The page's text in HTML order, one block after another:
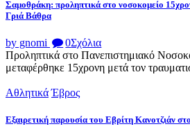
Σαμοθράκη: προληπτικά στο νοσοκομείο
Γριά Βάθρα
by gnomi 0Σχόλια
Προληπτικά στο Πανεπιστημιακό
μεταφέρθηκε 15χρονη μετά τον
Αθλητικά Έβρος
Εξαιρετική παρουσία του Εβρίτη Κανοτζιάν